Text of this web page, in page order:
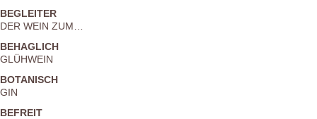
BEGLEITER
DER WEIN ZUM…
BEHAGLICH
GLÜHWEIN
BOTANISCH
GIN
BEFREIT